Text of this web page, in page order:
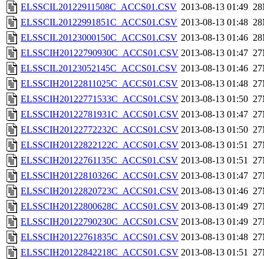
ELSSCIL20122911508C_ACCS01.CSV 2013-08-13 01:49
ELSSCIL20122991851C_ACCS01.CSV 2013-08-13 01:48
ELSSCIL20123000150C_ACCS01.CSV 2013-08-13 01:46
ELSSCIH20122790930C_ACCS01.CSV 2013-08-13 01:47
ELSSCIL20123052145C_ACCS01.CSV 2013-08-13 01:46
ELSSCIH20122811025C_ACCS01.CSV 2013-08-13 01:48
ELSSCIH20122771533C_ACCS01.CSV 2013-08-13 01:50
ELSSCIH20122781931C_ACCS01.CSV 2013-08-13 01:47
ELSSCIH20122772232C_ACCS01.CSV 2013-08-13 01:50
ELSSCIH20122822122C_ACCS01.CSV 2013-08-13 01:51
ELSSCIH20122761135C_ACCS01.CSV 2013-08-13 01:51
ELSSCIH20122810326C_ACCS01.CSV 2013-08-13 01:47
ELSSCIH20122820723C_ACCS01.CSV 2013-08-13 01:46
ELSSCIH20122800628C_ACCS01.CSV 2013-08-13 01:49
ELSSCIH20122790230C_ACCS01.CSV 2013-08-13 01:49
ELSSCIH20122761835C_ACCS01.CSV 2013-08-13 01:48
ELSSCIH20122842218C_ACCS01.CSV 2013-08-13 01:51